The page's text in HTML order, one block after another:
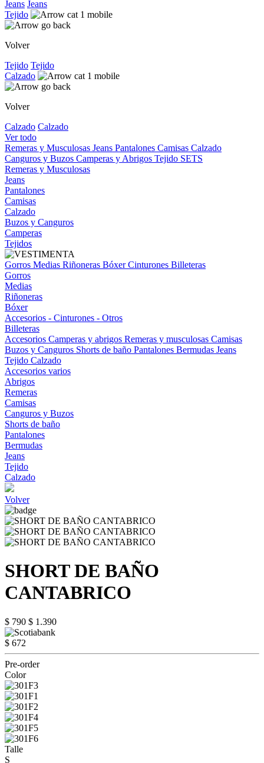
Jeans Jeans
Tejido
Volver
Tejido Tejido
Calzado
Volver
Calzado Calzado
Ver todo
Remeras y Musculosas Jeans Pantalones Camisas Calzado
Canguros y Buzos Camperas y Abrigos Tejido SETS
Remeras y Musculosas
Jeans
Pantalones
Camisas
Calzado
Buzos y Canguros
Camperas
Tejidos
Gorros Medias Riñoneras BóxerCinturones Billeteras
Gorros
Medias
Riñoneras
Bóxer
Accesorios - Cinturones - Otros
Billeteras
Accesorios Camperas y abrigos Remeras y musculosas Camisas
Buzos y Canguros Shorts de baño Pantalones Bermudas Jeans
Tejido Calzado
Accesorios varios
Abrigos
Remeras
Camisas
Canguros y Buzos
Shorts de baño
Pantalones
Bermudas
Jeans
Tejido
Calzado
Volver
SHORT DE BAÑO
CANTABRICO
$ 790 $ 1.390
$ 672
Pre-order
Color
Talle
S